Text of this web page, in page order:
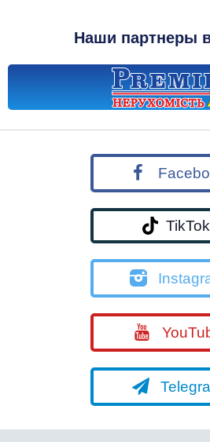
Наши партнеры
TikTok